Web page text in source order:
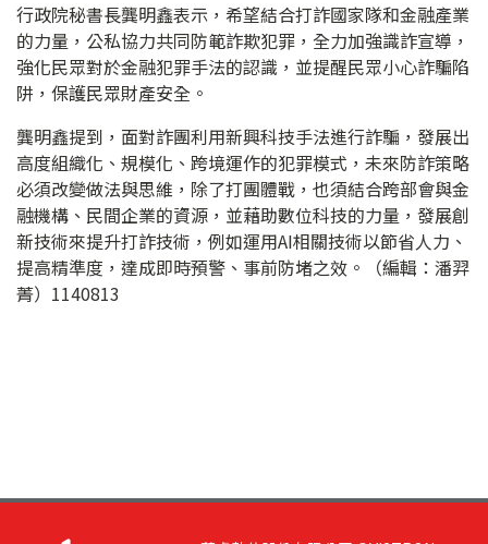
行政院秘書長龔明鑫表示，希望結合打詐國家隊和金融產業
的力量，公私協力共同防範詐欺犯罪，全力加強識詐宣導，
強化民眾對於金融犯罪手法的認識，並提醒民眾小心詐騙陷
阱，保護民眾財產安全。
龔明鑫提到，面對詐團利用新興科技手法進行詐騙，發展出
高度組織化、規模化、跨境運作的犯罪模式，未來防詐策略
必須改變做法與思維，除了打團體戰，也須結合跨部會與金
融機構、民間企業的資源，並藉助數位科技的力量，發展創
新技術來提升打詐技術，例如運用AI相關技術以節省人力、
提高精準度，達成即時預警、事前防堵之效。（編輯：潘羿
菁）1140813